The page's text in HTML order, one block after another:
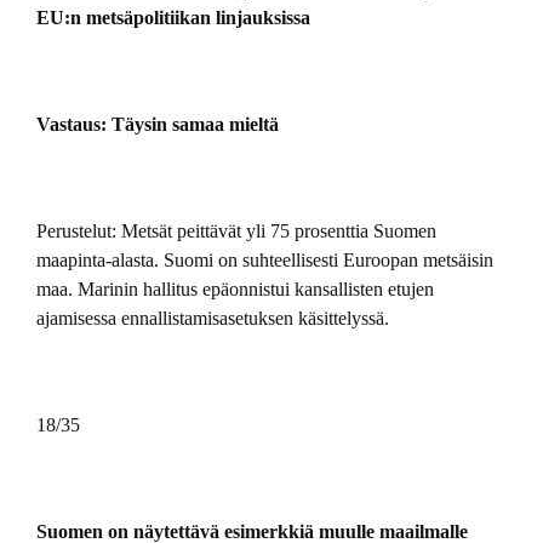
EU:n metsäpolitiikan linjauksissa
Vastaus: Täysin samaa mieltä
Perustelut: Metsät peittävät yli 75 prosenttia Suomen
maapinta-alasta. Suomi on suhteellisesti Euroopan metsäisin
maa. Marinin hallitus epäonnistui kansallisten etujen
ajamisessa ennallistamisasetuksen käsittelyssä.
18/35
Suomen on näytettävä esimerkkiä muulle maailmalle